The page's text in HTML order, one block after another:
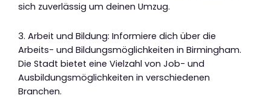
sich zuverlässig um deinen Umzug.
3. Arbeit und Bildung: Informiere dich über die
Arbeits- und Bildungsmöglichkeiten in Birmingham.
Die Stadt bietet eine Vielzahl von Job- und
Ausbildungsmöglichkeiten in verschiedenen
Branchen.